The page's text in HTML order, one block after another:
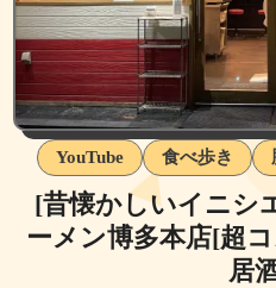
YouTube 食べ歩き
[昔懐かしいイニシ
ーメン博多本店[超
居